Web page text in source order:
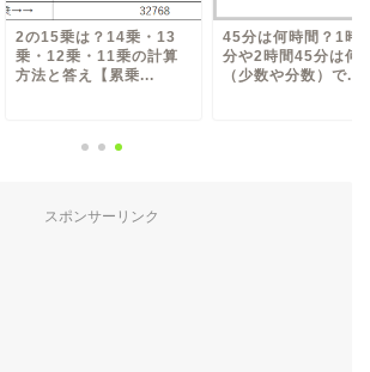
2の15乗は？14乗・13
乗・12乗・11乗の計算
方法と答え【累乗...
45分は何時間？1時
分や2時間45分は何
（少数や分数）で...
スポンサーリンク